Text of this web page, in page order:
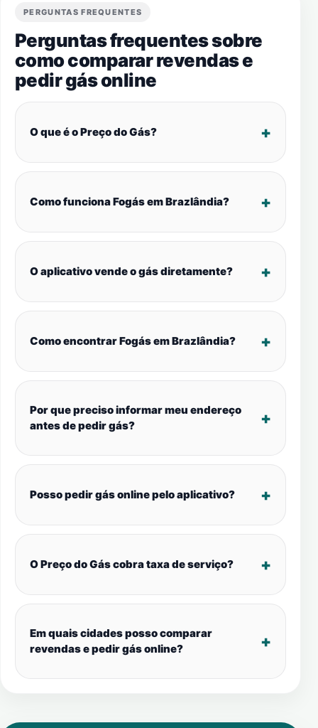
PERGUNTAS FREQUENTES
Perguntas frequentes sobre
como comparar revendas e
pedir gás online
O que é o Preço do Gás?
Como funciona Fogás em Brazlândia?
O aplicativo vende o gás diretamente?
Como encontrar Fogás em Brazlândia?
Por que preciso informar meu endereço
antes de pedir gás?
Posso pedir gás online pelo aplicativo?
O Preço do Gás cobra taxa de serviço?
Em quais cidades posso comparar
revendas e pedir gás online?